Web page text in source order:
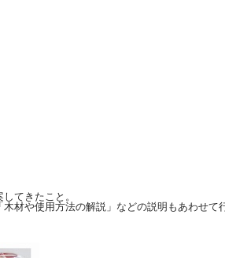
てきたこと。
材や使用方法の解説」などの説明もあわせて